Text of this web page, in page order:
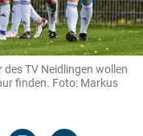
TV Neidlingen wollen
finden. Foto: Markus